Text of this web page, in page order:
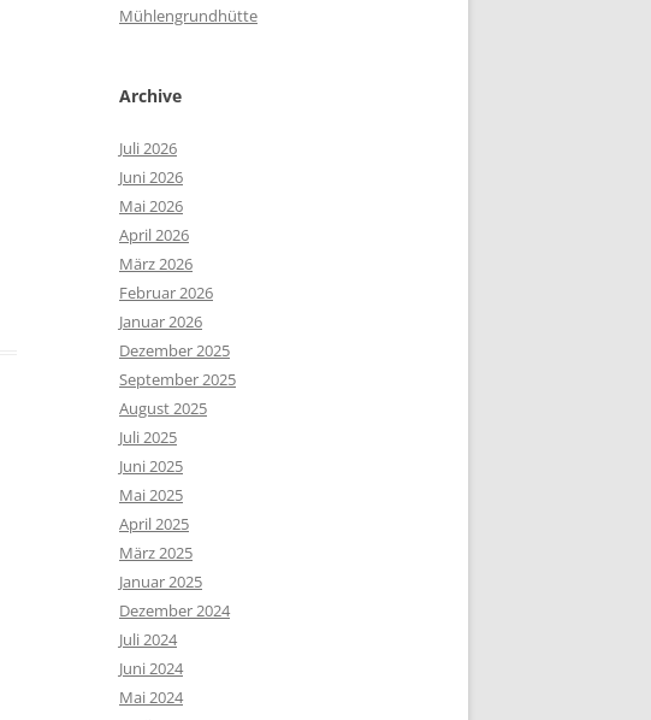
Mühlengrundhütte
Archive
Juli 2026
Juni 2026
Mai 2026
April 2026
März 2026
Februar 2026
Januar 2026
Dezember 2025
September 2025
August 2025
Juli 2025
Juni 2025
Mai 2025
April 2025
März 2025
Januar 2025
Dezember 2024
Juli 2024
Juni 2024
Mai 2024